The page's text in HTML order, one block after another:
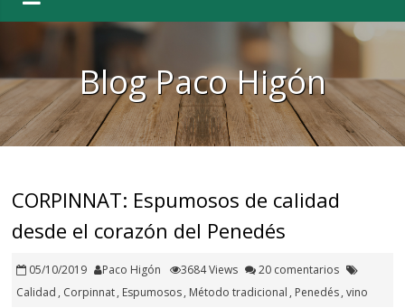
BlogPaco Higón
CORPINNAT: Espumosos de calidad
desde el corazón del Penedés
05/10/2019 Paco Higón 3684 Views
20 comentarios
Calidad , Corpinnat, Espumosos, Método tradicional , Penedés,vino